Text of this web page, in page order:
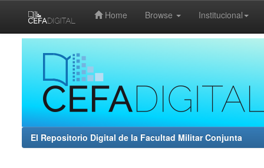
Home Browse Institucional
El Repositorio Digital de la Facultad Militar Conjunta